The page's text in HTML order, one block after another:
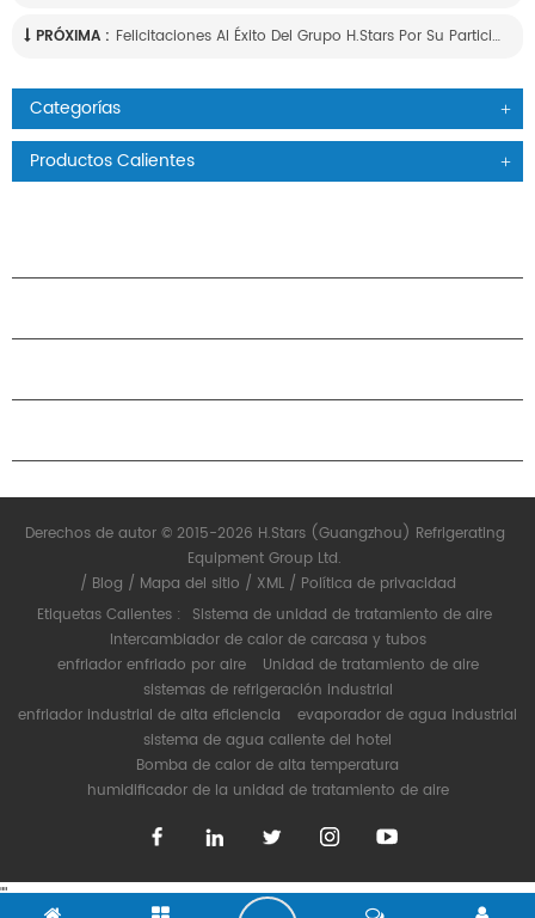
PRÓXIMA : Felicitaciones Al Éxito Del Grupo H.stars Por Su Participación En Hvac Expo Saudi
Categorías
Productos Calientes
Derechos de autor © 2015-2026 H.Stars (Guangzhou) Refrigerating
Equipment Group Ltd.
/ Blog / Mapa del sitio / XML/ Política de privacidad
Etiquetas Calientes :
Sistema de unidad de tratamiento de aire
Intercambiador de calor de carcasa y tubos
enfriador enfriado por aire
Unidad de tratamiento de aire
sistemas de refrigeración industrial
enfriador industrial de alta eficiencia
evaporador de agua industrial
sistema de agua caliente del hotel
Bomba de calor de alta temperatura
humidificador de la unidad de tratamiento de aire
""